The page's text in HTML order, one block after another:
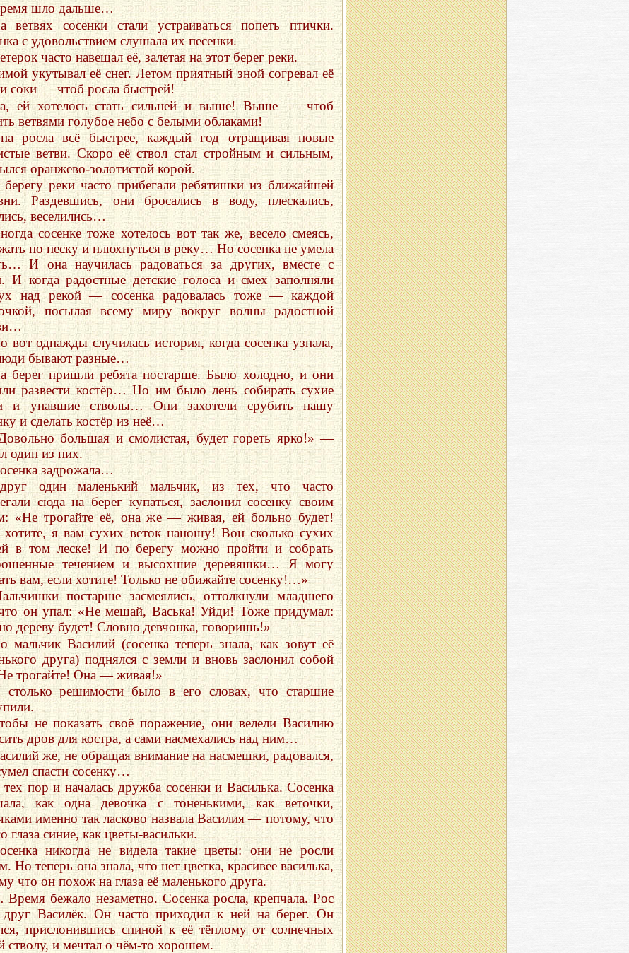
шло дальше…
ветвях сосенки стали устраиваться попеть птички.
с удовольствием слушала их песенки.
часто навещал её, залетая на этот берег реки.
укутывал её снег. Летом приятный зной согревал её
соки — чтоб росла быстрей!
ей хотелось стать сильней и выше! Выше — чтоб
ветвями голубое небо с белыми облаками!
росла всё быстрее, каждый год отращивая новые
ветви. Скоро её ствол стал стройным и сильным,
оранжево-золотистой корой.
реки часто прибегали ребятишки из ближайшей
Раздевшись, они бросались в воду, плескались,
веселились…
сосенке тоже хотелось вот так же, весело смеясь,
по песку и плюхнуться в реку… Но сосенка не умела
И она научилась радоваться за других, вместе с
И когда радостные детские голоса и смех заполняли
над рекой — сосенка радовалась тоже — каждой
посылая всему миру вокруг волны радостной
вот однажды случилась история, когда сосенка узнала,
бывают разные…
берег пришли ребята постарше. Было холодно, и они
развести костёр… Но им было лень собирать сухие
и упавшие стволы… Они захотели срубить нашу
и сделать костёр из неё…
большая и смолистая, будет гореть ярко!» —
один из них.
задрожала…
один маленький мальчик, из тех, что часто
сюда на берег купаться, заслонил сосенку своим
«Не трогайте её, она же — живая, ей больно будет!
хотите, я вам сухих веток наношу! Вон сколько сухих
в том леске! И по берегу можно пройти и собрать
течением и высохшие деревяшки… Я могу
вам, если хотите! Только не обижайте сосенку!…»
постарше засмеялись, оттолкнули младшего
он упал: «Не мешай, Васька! Уйди! Тоже придумал:
дереву будет! Словно девчонка, говоришь!»
мальчик Василий (сосенка теперь знала, как зовут её
друга) поднялся с земли и вновь заслонил собой
трогайте! Она — живая!»
решимости было в его словах, что старшие
не показать своё поражение, они велели Василию
дров для костра, а сами насмехались над ним…
же, не обращая внимание на насмешки, радовался,
спасти сосенку…
пор и началась дружба сосенки и Василька. Сосенка
как одна девочка с тоненькими, как веточки,
именно так ласково назвала Василия — потому, что
глаза синие, как цветы-васильки.
никогда не видела такие цветы: они не росли
Но теперь она знала, что нет цветка, красивее василька,
что он похож на глаза её маленького друга.
бежало незаметно. Сосенка росла, крепчала. Рос
Василёк. Он часто приходил к ней на берег. Он
прислонившись спиной к её тёплому от солнечных
стволу, и мечтал о чём-то хорошем.